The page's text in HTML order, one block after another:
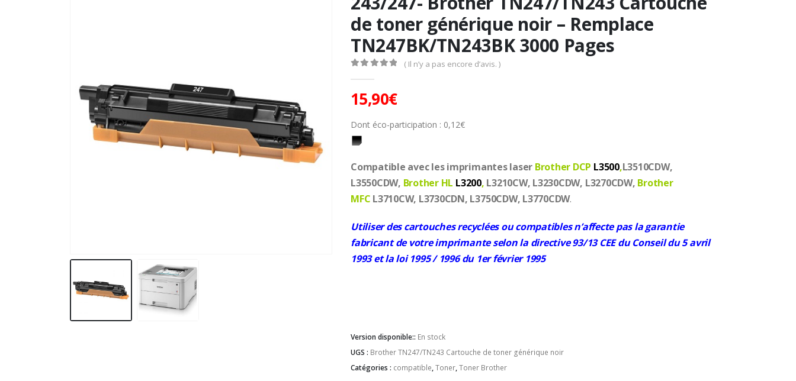
de toner générique noir – Remplace
TN247BK/TN243BK 3000 Pages
( Il n’y a pas encore d’avis. )
15,90€
Dont éco-participation : 0,12€
Compatible avec les imprimantes laser Brother DCP L3500,L3510CDW,
L3550CDW, Brother HL L3200, L3210CW, L3230CDW, L3270CDW, Brother
MFC L3710CW, L3730CDN, L3750CDW, L3770CDW.
Utiliser des cartouches recyclées ou compatibles n’affecte pas la garantie
fabricant de votre imprimante selon la directive 93/13 CEE du Conseil du 5 avril
1993 et la loi 1995 / 1996 du 1er février 1995
Version disponible:: En stock
UGS : Brother TN247/TN243 Cartouche de toner générique noir
Catégories : compatible,Toner,Toner Brother